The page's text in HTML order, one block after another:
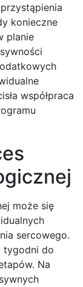
konieczne
planie
współpraca
może się
sercowego.
tygodni do
Na